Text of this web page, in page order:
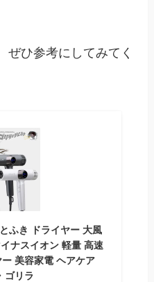
ぜひ参考にしてみてく
ふき ドライヤー 大風
ナスイオン 軽量 高速
美容家電 ヘアケア
ゴリラ